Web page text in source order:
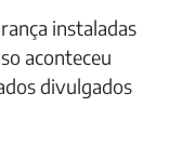
instaladas
aconteceu
divulgados